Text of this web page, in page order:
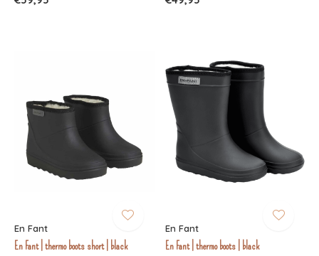
En Fant
En Fant | thermo boots short | black
En Fant
En Fant | thermo boots | black